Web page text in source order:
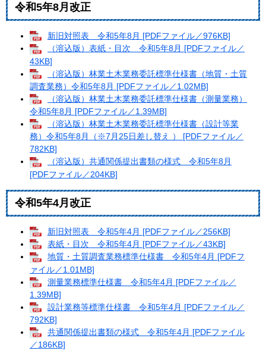
令和5年8月改正
新旧対照表 令和5年8月 [PDFファイル／976KB]
（溶込版）表紙・目次 令和5年8月 [PDFファイル／
43KB]
（溶込版）林業土木業務委託標準仕様書（地質・土質
調査業務）令和5年8月 [PDFファイル／1.02MB]
（溶込版）林業土木業務委託標準仕様書（測量業務）
令和5年8月 [PDFファイル／1.39MB]
（溶込版）林業土木業務委託標準仕様書（設計等業
務）令和5年8月（※7月25日差し替え ） [PDFファイル／
782KB]
（溶込版）共通関係提出書類の様式 令和5年8月
[PDFファイル／204KB]
令和5年4月改正
新旧対照表 令和5年4月 [PDFファイル／256KB]
表紙・目次 令和5年4月 [PDFファイル／43KB]
地質・土質調査業務標準仕様書 令和5年4月 [PDFフ
ァイル／1.01MB]
測量業務標準仕様書 令和5年4月 [PDFファイル／
1.39MB]
設計業務等標準仕様書 令和5年4月 [PDFファイル／
792KB]
共通関係提出書類の様式 令和5年4月 [PDFファイル
／186KB]